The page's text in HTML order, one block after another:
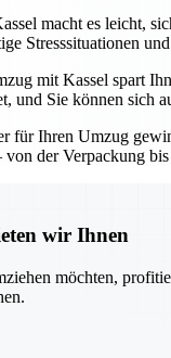
macht es leicht,
Stresssituationen
mit Kassel spart
und Sie können sich
für Ihren Umzug
von der Verpackung
wir Ihnen
möchten,